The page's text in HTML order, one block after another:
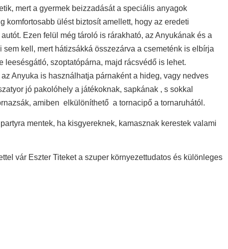
mert a gyermek beizzadását a speciális anyagok
komfortosabb ülést biztosít amellett, hogy az eredeti
Ezen felül még tároló is rárakható, az Anyukának és a
kell, mert hátizsákká összezárva a csemeténk is elbírja
szoptatópárna, majd rácsvédő is lehet.
Anyuka is használhatja párnaként a hideg, vagy nedves
jó pakolóhely a játékoknak, sapkának , s sokkal
amiben elkülöníthető a tornacipő a tornaruhától.
mentek, ha kisgyereknek, kamasznak kerestek valami
vár Eszter Titeket a szuper környezettudatos és különleges